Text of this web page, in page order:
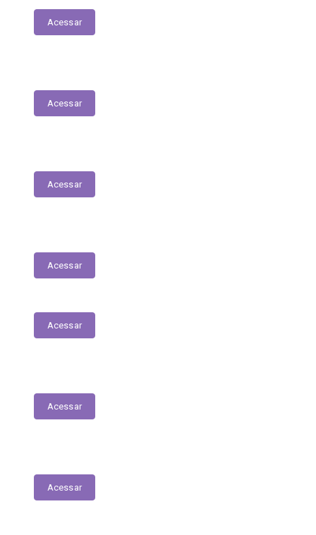
Acessar
Acessar
Acessar
Acessar
Acessar
Acessar
Acessar